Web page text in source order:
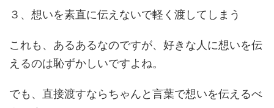
３、想いを素直に伝えないで軽く渡してしまう
これも、あるあるなのですが、好きな人に想いを伝
えるのは恥ずかしいですよね。
でも、直接渡すならちゃんと言葉で想いを伝えるべ